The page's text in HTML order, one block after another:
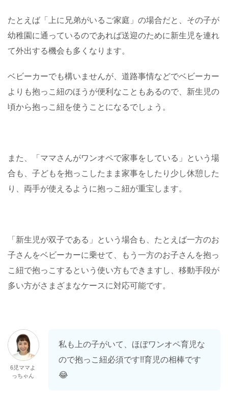
たとえば「上に兄弟がいるご家庭」の場合だと、その子が
幼稚園に通っているのであれば送迎のために新生児を連れ
て外出する機会も多くなります。
ベビーカーでも構いませんが、道路事情などでベビーカー
よりも抱っこ紐のほうが便利なこともあるので、新生児の
頃から抱っこ紐を使うことになるでしょう。
また、「ママさんがワンオペで家事をしている」という場
合も、子どもを抱っこしたまま家事をしたり少し休憩した
り、両手が使えるように抱っこ紐が重宝します。
「新生児が双子である」という場合も、たとえば一方のお
子さんをベビーカーに乗せて、もう一方のお子さんを抱っ
こ紐で抱っこするという使い方もできますし、移動手段が
多い方がさまざまなケースに対応可能です。
6児ママよ
っちゃん
私も上の子がいて、ほぼワンオペ育児な
ので抱っこ紐必須です!!育児の相棒です
😂